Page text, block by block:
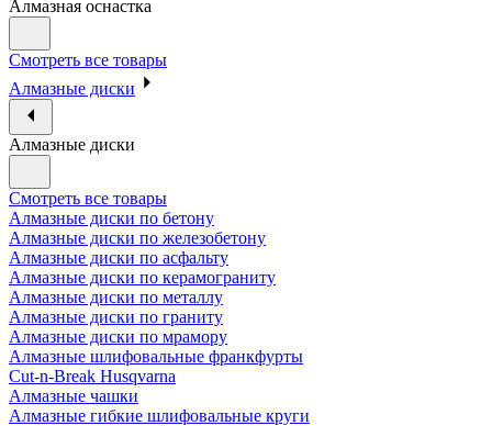
Алмазная оснастка
Смотреть все товары
Алмазные диски
Алмазные диски
Смотреть все товары
Алмазные диски по бетону
Алмазные диски по железобетону
Алмазные диски по асфальту
Алмазные диски по керамограниту
Алмазные диски по металлу
Алмазные диски по граниту
Алмазные диски по мрамору
Алмазные шлифовальные франкфурты
Cut-n-Break Husqvarna
Алмазные чашки
Алмазные гибкие шлифовальные круги